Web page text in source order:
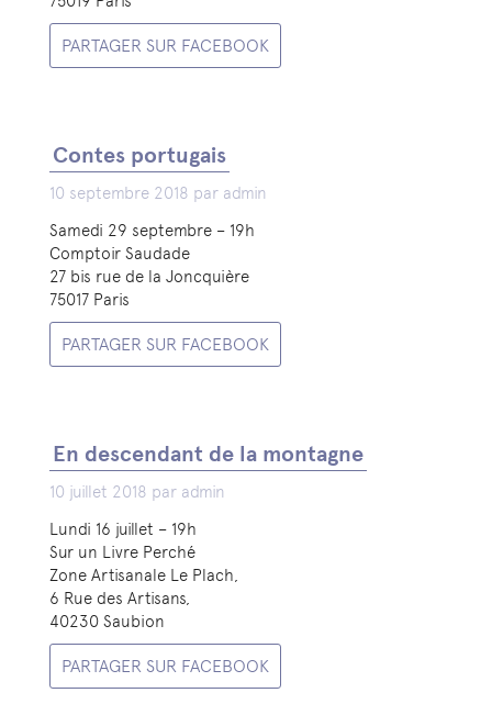
PARTAGER SUR FACEBOOK
Contes portugais
10 septembre 2018 par admin
Samedi 29 septembre – 19h
Comptoir Saudade
27 bis rue de la Joncquière
75017 Paris
PARTAGER SUR FACEBOOK
En descendant de la montagne
10 juillet 2018 par admin
Lundi 16 juillet – 19h
Sur un Livre Perché
Zone Artisanale Le Plach,
6 Rue des Artisans,
40230 Saubion
PARTAGER SUR FACEBOOK